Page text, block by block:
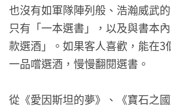
也沒有如軍隊陣列般、浩瀚威武
只有「一本選書」，以及與書本
款選酒」。如果客人喜歡，能在3
一品嚐選酒，慢慢翻閱選書。
從《愛因斯坦的夢》、《寶石之